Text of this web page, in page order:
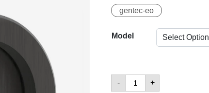
gentec-eo
Model
-
1
mJ
+